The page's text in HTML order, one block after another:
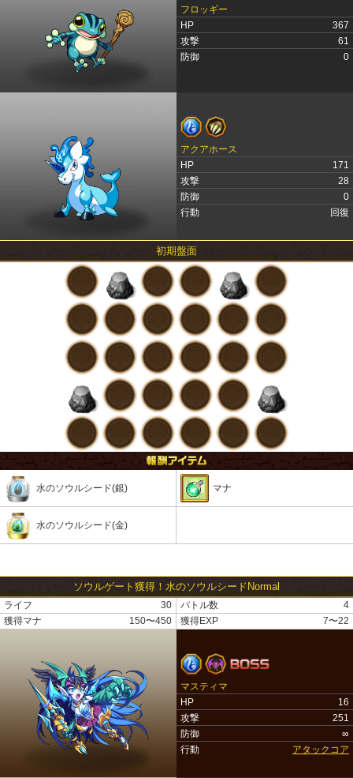
フロッギー
HP
367
攻撃
61
防御
0
アクアホース
HP
171
攻撃
28
防御
0
行動
回復
初期盤面
水のソウルシード(銀) マナ
水のソウルシード(金)
ソウルゲート獲得！水のソウルシードNormal
ライフ 30 バトル数
4
獲得マナ
150〜450 獲得EXP 7〜22
マスティマ
HP
16
攻撃
251
防御
∞
行動
アタックコア